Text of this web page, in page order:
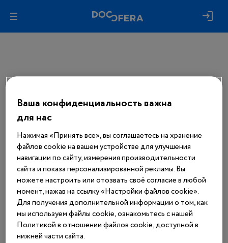
Авторизуйтесь, чтобы получить
Войти
Еще нет аккаунта?
Зарегистрироваться
Ваша конфиденциальность важна
для нас
Нажимая «Принять все», вы соглашаетесь на хранение
файлов cookie на вашем устройстве для улучшения
навигации по сайту, измерения производительности
сайта и показа персонализированной рекламы. Вы
можете настроить или отозвать своё согласие в любой
момент, нажав на ссылку «Настройки файлов cookie».
Для получения дополнительной информации о том, как
мы используем файлы cookie, ознакомьтесь с нашей
Политикой в отношении файлов cookie, доступной в
нижней части сайта.